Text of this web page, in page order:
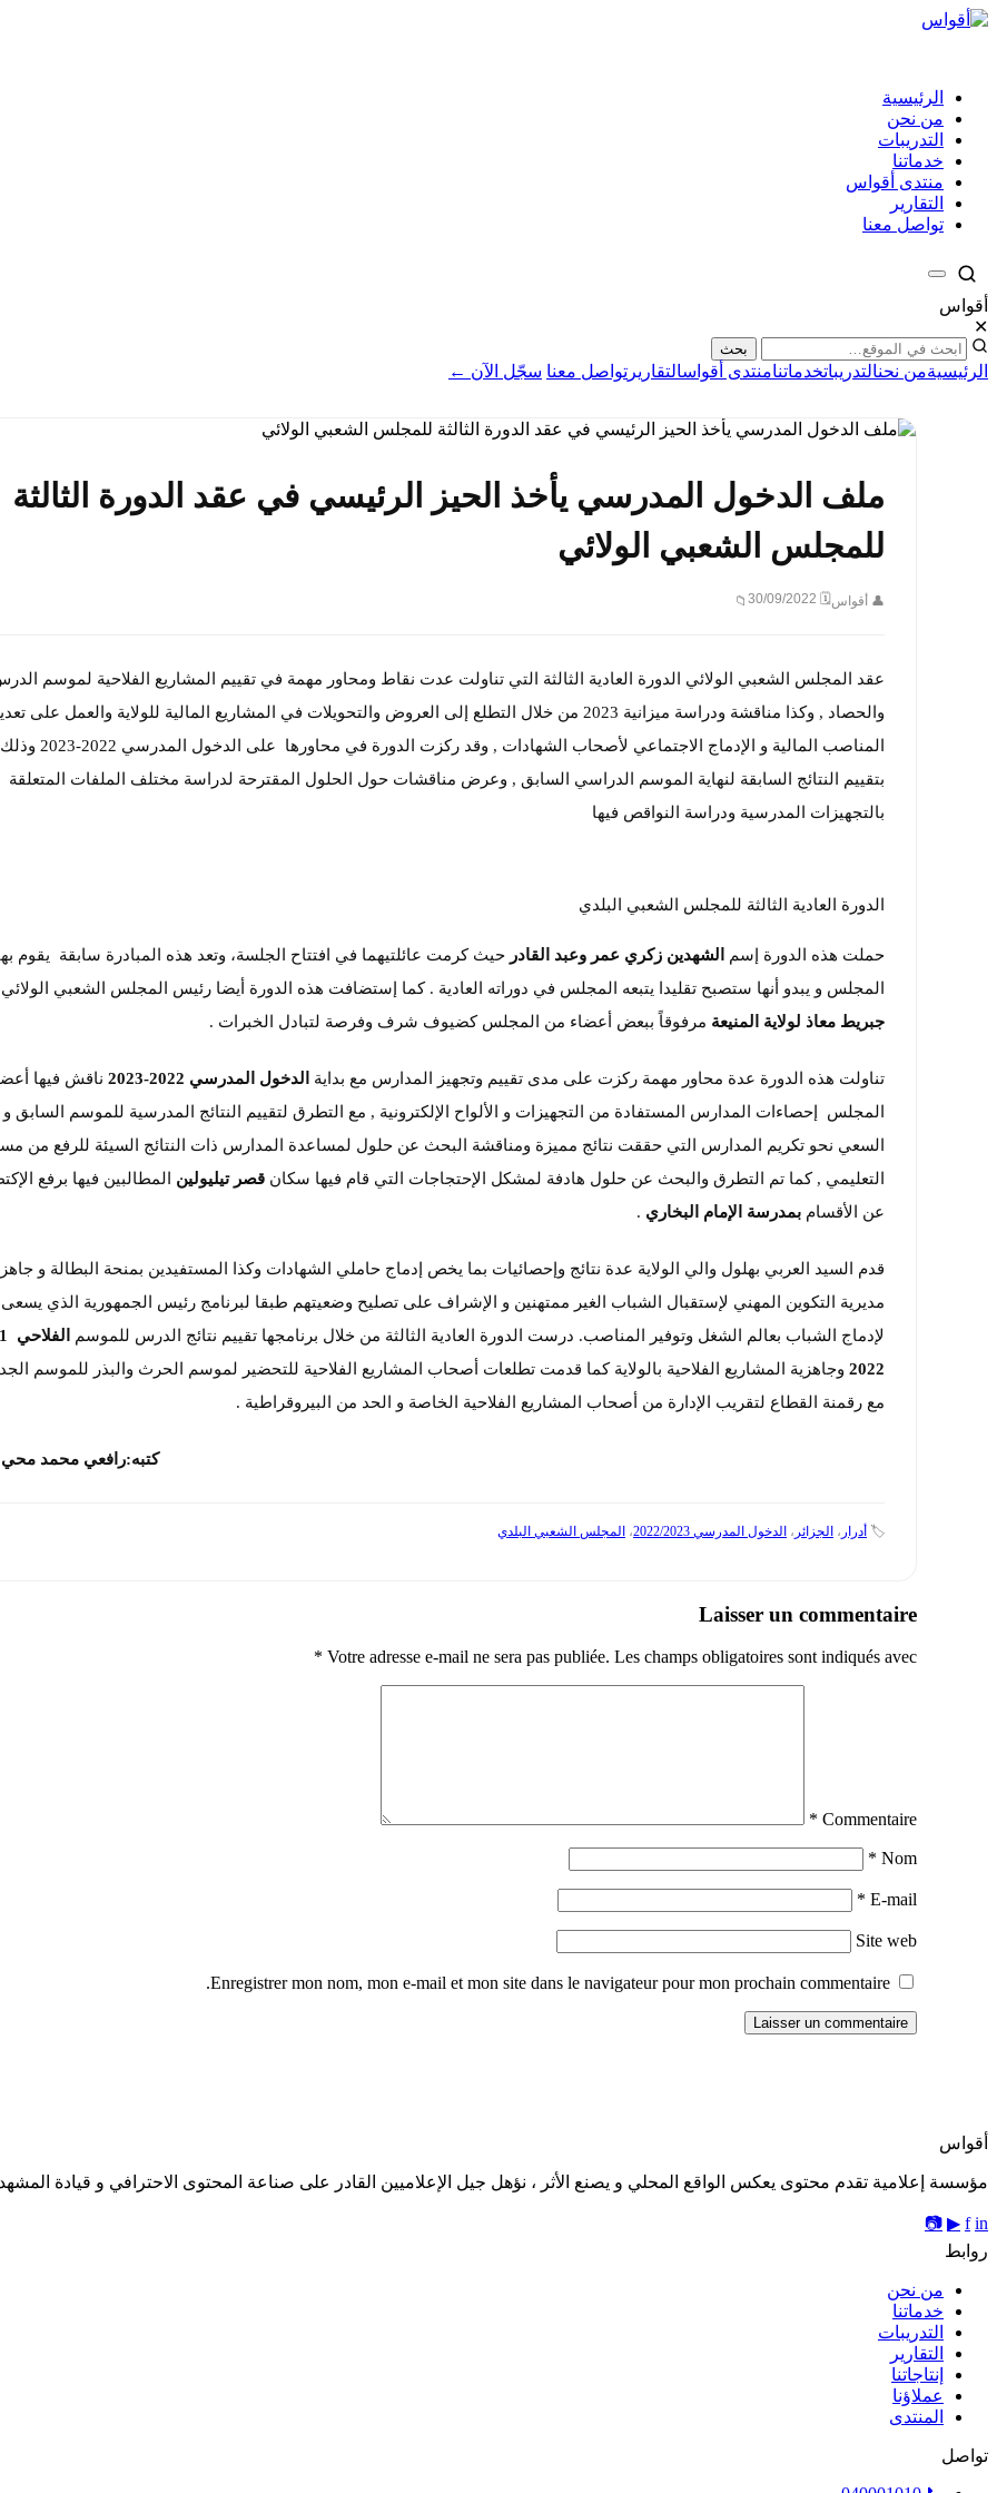
الرئيسية
من نحن
التدريبات
خدماتنا
منتدى أقواس
التقارير
تواصل معنا
أقواس
✕
بحث
الرئيسيةمن نحنالتدريباتخدماتنامنتدى أقواسالتقارير تواصل معنا سجّل الآن ←
ملف الدخول المدرسي يأخذ الحيز الرئيسي في عقد الدورة الثالثة
للمجلس الشعبي الولائي
👤 أقواس🗓 30/09/2022
📁
عقد المجلس الشعبي الولائي الدورة العادية الثالثة التي تناولت عدت نقاط ومحاور مهمة في تقييم المشاريع الفلاحية لموسم
والحصاد , وكذا مناقشة ودراسة ميزانية 2023 من خلال التطلع إلى العروض والتحويلات في المشاريع المالية للولاية والعمل على
المناصب المالية و الإدماج الاجتماعي لأصحاب الشهادات , وقد ركزت الدورة في محاورها على الدخول المدرسي 2022-2023 وذلك
بتقييم النتائج السابقة لنهاية الموسم الدراسي السابق , وعرض مناقشات حول الحلول المقترحة لدراسة مختلف الملفات المتعلقة
بالتجهيزات المدرسية ودراسة النواقص فيها
الدورة العادية الثالثة للمجلس الشعبي البلدي
حملت هذه الدورة إسم الشهدين زكري عمر وعبد القادر حيث كرمت عائلتيهما في افتتاح الجلسة، وتعد هذه المبادرة سابقة يقوم
المجلس و يبدو أنها ستصبح تقليدا يتبعه المجلس في دوراته العادية . كما إستضافت هذه الدورة أيضا رئيس المجلس الشعبي الولائي
جبريط معاذ لولاية المنيعة مرفوقاً ببعض أعضاء من المجلس كضيوف شرف وفرصة لتبادل الخبرات .
تناولت هذه الدورة عدة محاور مهمة ركزت على مدى تقييم وتجهيز المدارس مع بداية الدخول المدرسي 2022-2023
ناقش فيها
المجلس إحصاءات المدارس المستفادة من التجهيزات و الألواح الإلكترونية , مع التطرق لتقييم النتائج المدرسية للموسم السابق و
السعي نحو تكريم المدارس التي حققت نتائج مميزة ومناقشة البحث عن حلول لمساعدة المدارس ذات النتائج السيئة للرفع من
التعليمي , كما تم التطرق والبحث عن حلول هادفة لمشكل الإحتجاجات التي قام فيها سكان قصر تيليولين المطالبين فيها برفع
عن الأقسام بمدرسة الإمام البخاري .
قدم السيد العربي بهلول والي الولاية عدة نتائج وإحصائيات بما يخص إدماج حاملي الشهادات وكذا المستفيدين بمنحة البطالة و
مديرية التكوين المهني لإستقبال الشباب الغير ممتهنين و الإشراف على تصليح وضعيتهم طبقا لبرنامج رئيس الجمهورية الذي يسعى
لإدماج الشباب بعالم الشغل وتوفير المناصب. درست الدورة العادية الثالثة من خلال برنامجها تقييم نتائج الدرس للموسم
2022 وجاهزية المشاريع الفلاحية بالولاية كما قدمت تطلعات أصحاب المشاريع الفلاحية للتحضير لموسم الحرث والبذر للموسم
مع رقمنة القطاع لتقريب الإدارة من أصحاب المشاريع الفلاحية الخاصة و الحد من البيروقراطية .
كتبه:رافعي محمد محي
🏷️ أدرار ، الجزائر ، الدخول المدرسي 2022/2023 ، المجلس الشعبي البلدي
Laisser un commentaire
Votre adresse e-mail ne sera pas publiée. Les champs obligatoires sont indiqués avec
*
Commentaire
*
Nom
*
E-mail
*
Site web
Enregistrer mon nom, mon e-mail et mon site dans le navigateur pour mon prochain commentaire.
أقواس
مؤسسة إعلامية تقدم محتوى يعكس الواقع المحلي و يصنع الأثر ، نؤهل جيل الإعلاميين القادر على صناعة المحتوى الاحترافي و قيادة
f in
▶
📷
روابط
من نحن
خدماتنا
التدريبات
التقارير
إنتاجاتنا
عملاؤنا
المنتدى
تواصل